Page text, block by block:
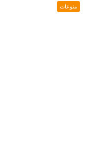
منوعات